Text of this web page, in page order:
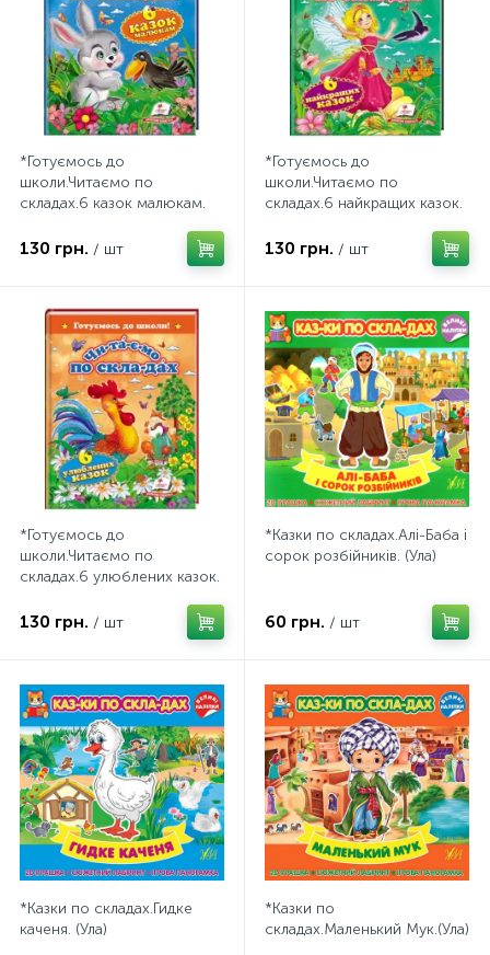
*Готуємось до
школи.Читаємо по
складах.6 казок малюкам.
130 грн. / шт
*Готуємось до
школи.Читаємо по
складах.6 найкращих казок.
130 грн. / шт
*Готуємось до
школи.Читаємо по
складах.6 улюблених казок.
130 грн. / шт
*Казки по складах.Алі-Баба і
сорок розбійників. (Ула)
60 грн. / шт
*Казки по складах.Гидке
каченя. (Ула)
*Казки по
складах.Маленький Мук.(Ула)